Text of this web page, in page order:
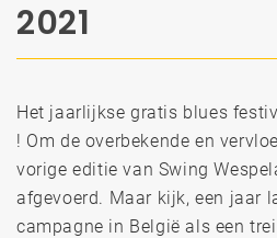
2021
Het jaarlijkse gratis blues
! Om de overbekende en
vorige editie van Swing
afgevoerd. Maar kijk, een jaar
campagne in België als een